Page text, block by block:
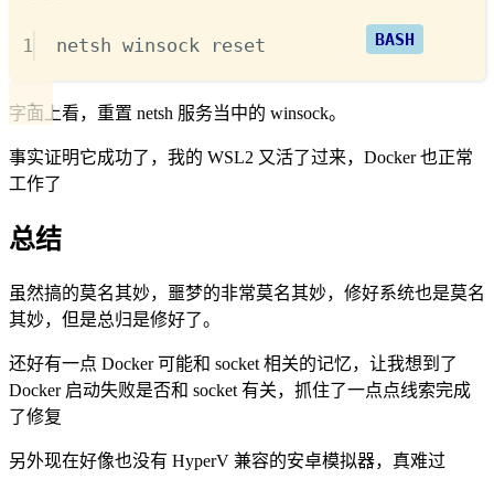
1 netsh winsock reset
字面上看，重置 netsh 服务当中的 winsock。
事实证明它成功了，我的 WSL2 又活了过来，Docker 也正常
工作了
总结
虽然搞的莫名其妙，噩梦的非常莫名其妙，修好系统也是莫名
其妙，但是总归是修好了。
还好有一点 Docker 可能和 socket 相关的记忆，让我想到了
Docker 启动失败是否和 socket 有关，抓住了一点点线索完成
了修复
另外现在好像也没有 HyperV 兼容的安卓模拟器，真难过